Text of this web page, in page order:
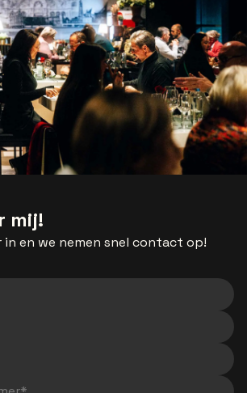
mij!
en we nemen snel contact op!